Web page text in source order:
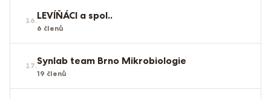
16.LEVÍŇÁCI a spol..
6 členů
17.Synlab team Brno Mikrobiologie
19 členů